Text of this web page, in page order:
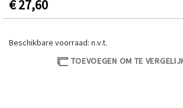
€ 27,60
Beschikbare voorraad: n.v.t.
TOEVOEGEN OM TE
gallerij